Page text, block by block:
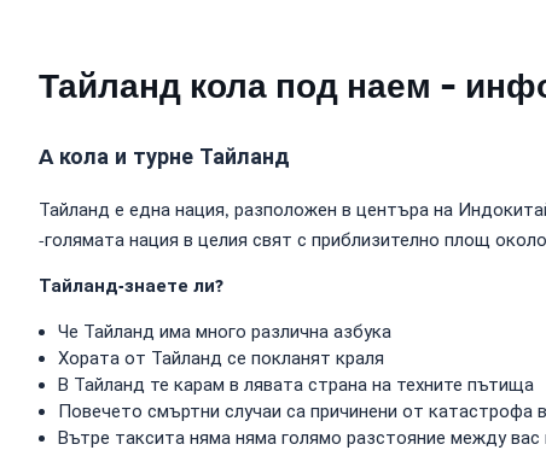
Тайланд кола под наем -
A кола и турне Тайланд
Тайланд е една нация, разположен в центъра на
-голямата нация в целия свят с приблизително площ
Тайланд-знаете ли?
Че Тайланд има много различна азбука
Хората от Тайланд се покланят краля
В Тайланд те карам в лявата страна на техните пътища
Повечето смъртни случаи са причинени от катастрофа
Вътре таксита няма няма голямо разстояние между вас